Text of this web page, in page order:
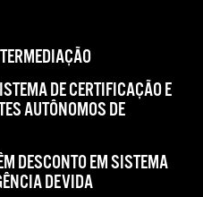
DE CERTIFICAÇÃO E
AUTÔNOMOS DE
DESCONTO EM SISTEMA
DEVIDA